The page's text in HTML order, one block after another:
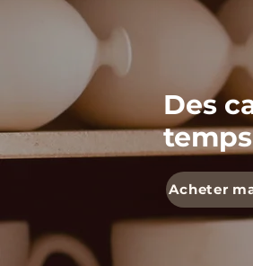
Des
temps
Acheter